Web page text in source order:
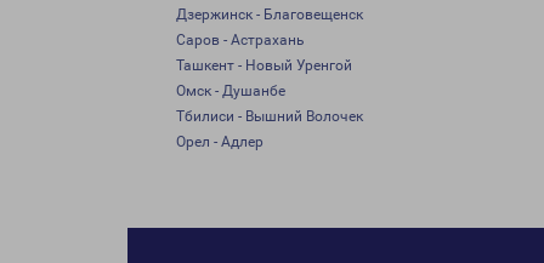
Дзержинск - Благовещенск
Саров - Астрахань
Ташкент - Новый Уренгой
Омск - Душанбе
Тбилиси - Вышний Волочек
Орел - Адлер